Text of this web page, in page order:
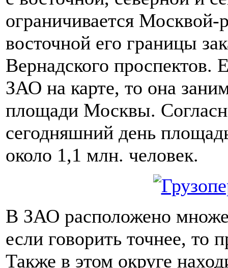
ограничивается
восточной его границы
Вернадского проспектов.
ЗАО на карте, то она
площади Москвы.
сегодняшний день
около 1,1 млн. человек.
В ЗАО расположено
если говорить точнее, то
Также в этом округе